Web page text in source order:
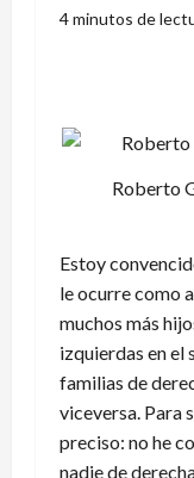
4 minutos de
Roberto
Estoy
le ocurre como
muchos más
izquierdas en el
familias de
viceversa. Para
preciso: no he
nadie de